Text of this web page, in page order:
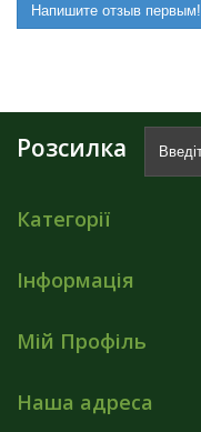
Напишите отзыв первым!
Розсилка
Категорії
Інформація
Мій Профіль
Наша адреса